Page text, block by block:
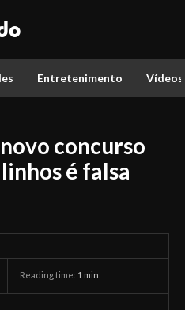
Entretenimento Vídeos
concurso
é falsa
Reading time: 1 min.